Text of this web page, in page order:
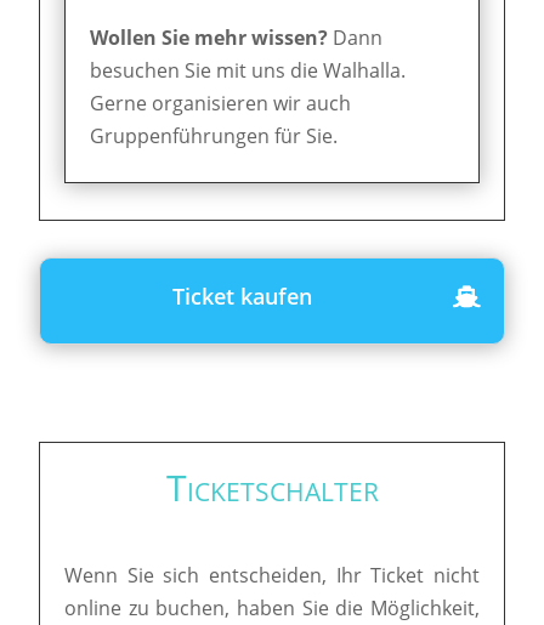
Wollen Sie mehr wissen? Dann
besuchen Sie mit uns die Walhalla.
Gerne organisieren wir auch
Gruppenführungen für Sie.
Ticket kaufen
Ticketschalter
Wenn Sie sich entscheiden, Ihr Ticket nicht
online zu buchen, haben Sie die Möglichkeit,